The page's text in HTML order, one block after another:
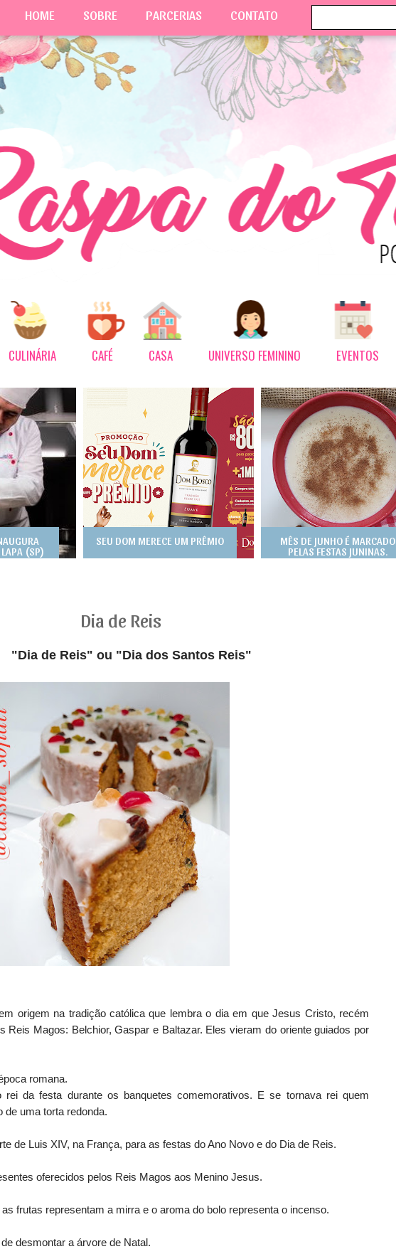
CULINÁRIA CAFÉ CASA UNIVERSO FEMININO EVENTOS
(SP)
SEU DOM MERECE UM PRÊMIO
MÊS DE JUNHO É MARCADO
PELAS FESTAS JUNINAS.
Dia de Reis
"Dia de Reis" ou "Dia dos Santos Reis"
origem na tradição católica que lembra o dia em que Jesus Cristo, recém
Reis Magos: Belchior, Gaspar e Baltazar. Eles vieram do oriente guiados por
romana.
rei da festa durante os banquetes comemorativos. E se tornava rei quem
de uma torta redonda.
de Luis XIV, na França, para as festas do Ano Novo e do Dia de Reis.
oferecidos pelos Reis Magos aos Menino Jesus.
frutas representam a mirra e o aroma do bolo representa o incenso.
desmontar a árvore de Natal.
HOME SOBRE PARCERIAS CONTATO